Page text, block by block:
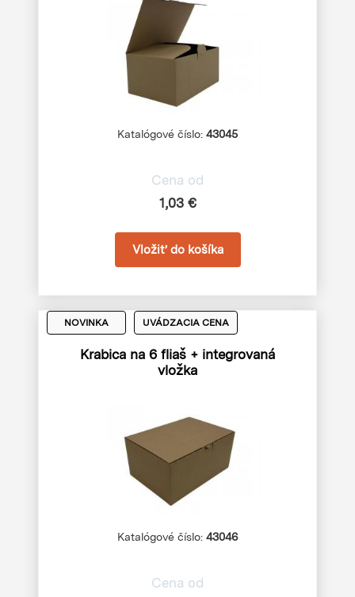
Katalógové číslo: 43045
Cena od
1,03 €
NOVINKA UVÁDZACIA CENA
Krabica na 6 fliaš + integrovaná
vložka
Katalógové číslo: 43046
Cena od